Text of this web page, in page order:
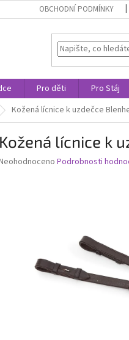
OBCHODNÍ PODMÍNKY
Pro děti Pro Stáj
Kožená lícnice k uzdečce
Kožená lícnice k
Podrobnosti